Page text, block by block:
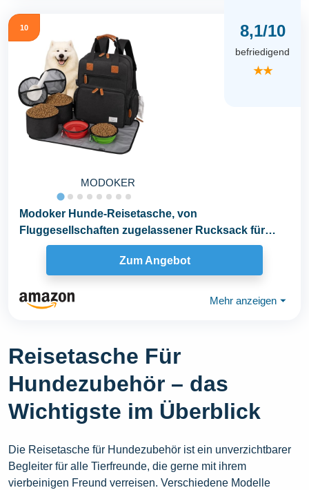
10
MODOKER
8,1/10
befriedigend
★★
Modoker Hunde-Reisetasche, von
Fluggesellschaften zugelassener Rucksack für
Haustierzubehör...
Zum Angebot
Mehr anzeigen ⏷
Reisetasche Für
Hundezubehör – das
Wichtigste im Überblick
Die Reisetasche für Hundezubehör ist ein unverzichtbarer
Begleiter für alle Tierfreunde, die gerne mit ihrem
vierbeinigen Freund verreisen. Verschiedene Modelle